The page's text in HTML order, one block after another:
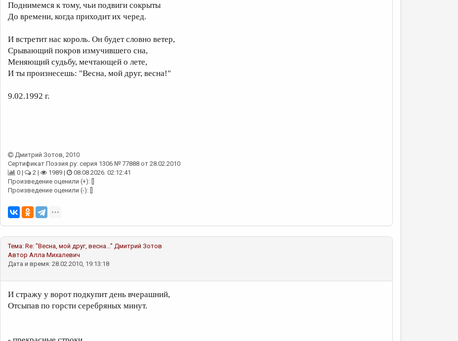
Поднимемся к тому, чьи подвиги сокрыты
До времени, когда приходит их черед.
И встретит нас король. Он будет словно ветер,
Срывающий покров измучившего сна,
Меняющий судьбу, мечтающей о лете,
И ты произнесешь: "Весна, мой друг, весна!"
9.02.1992 г.
Дмитрий Зотов, 2010
Сертификат Поэзия.ру: серия 1306 № 77888 от 28.02.2010
0 |
2 | 1989 |
08.08.2026. 02:12:41
Произведение оценили (+): []
Произведение оценили (-): []
Тема: Re: "Весна, мой друг, весна..." Дмитрий Зотов
Автор Алла Михалевич
Дата и время: 28.02.2010, 19:13:18
И стражу у ворот подкупит день вчерашний,
Отсыпав по горсти серебряных минут.